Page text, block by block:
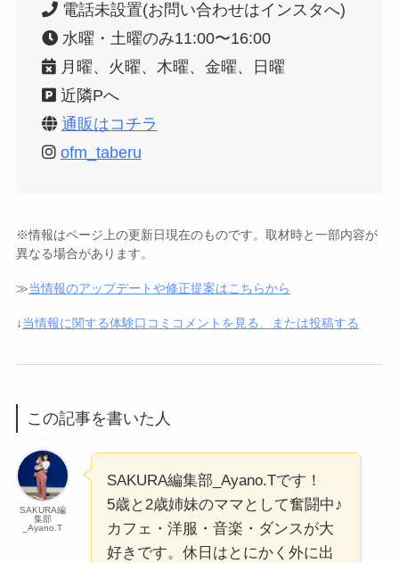
電話未設置(お問い合わせはインスタへ)
水曜・土曜のみ11:00〜16:00
月曜、火曜、木曜、金曜、日曜
近隣Pへ
通販はコチラ
ofm_taberu
※情報はページ上の更新日現在のものです。取材時と一部内容が
異なる場合があります。
≫当情報のアップデートや修正提案はこちらから
↓当情報に関する体験口コミコメントを見る、または投稿する
この記事を書いた人
SAKURA編
集部
_Ayano.T
SAKURA編集部_Ayano.Tです！
5歳と2歳姉妹のママとして奮闘中♪
カフェ・洋服・音楽・ダンスが大
好きです。休日はとにかく外に出